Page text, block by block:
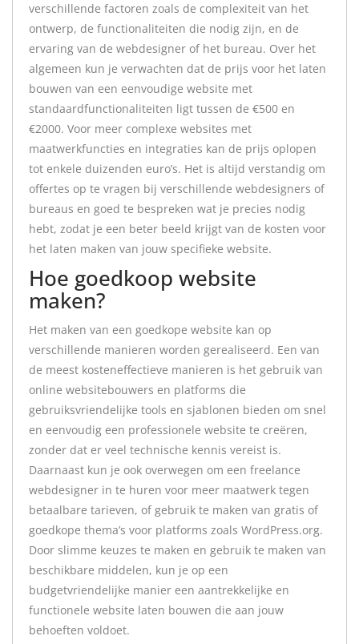
verschillende factoren zoals de complexiteit van het
ontwerp, de functionaliteiten die nodig zijn, en de
ervaring van de webdesigner of het bureau. Over het
algemeen kun je verwachten dat de prijs voor het laten
bouwen van een eenvoudige website met
standaardfunctionaliteiten ligt tussen de €500 en
€2000. Voor meer complexe websites met
maatwerkfuncties en integraties kan de prijs oplopen
tot enkele duizenden euro’s. Het is altijd verstandig om
offertes op te vragen bij verschillende webdesigners of
bureaus en goed te bespreken wat je precies nodig
hebt, zodat je een beter beeld krijgt van de kosten voor
het laten maken van jouw specifieke website.
Hoe goedkoop website
maken?
Het maken van een goedkope website kan op
verschillende manieren worden gerealiseerd. Een van
de meest kosteneffectieve manieren is het gebruik van
online websitebouwers en platforms die
gebruiksvriendelijke tools en sjablonen bieden om snel
en eenvoudig een professionele website te creëren,
zonder dat er veel technische kennis vereist is.
Daarnaast kun je ook overwegen om een freelance
webdesigner in te huren voor meer maatwerk tegen
betaalbare tarieven, of gebruik te maken van gratis of
goedkope thema’s voor platforms zoals WordPress.org.
Door slimme keuzes te maken en gebruik te maken van
beschikbare middelen, kun je op een
budgetvriendelijke manier een aantrekkelijke en
functionele website laten bouwen die aan jouw
behoeften voldoet.